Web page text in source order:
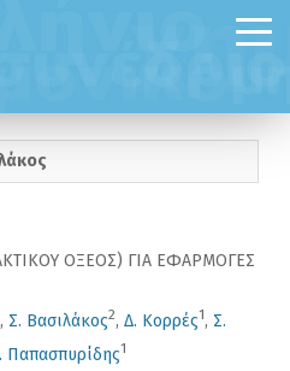
ΟΞΕΟΣ) ΓΙΑ ΕΦΑΡΜΟΓΕΣ
, Σ. Βασιλάκος2, Δ. Κορρές1, Σ.
Παπασπυρίδης1